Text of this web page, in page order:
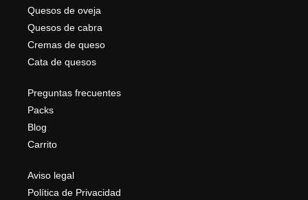
Quesos de oveja
Quesos de cabra
Cremas de queso
Cata de quesos
Preguntas frecuentes
Packs
Blog
Carrito
Aviso legal
Política de Privacidad